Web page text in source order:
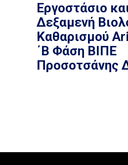
Εργοστάσιο
Δεξαμενή
Καθαρισμού
΄Β Φάση ΒΙΠΕ
Προσοτσάνης